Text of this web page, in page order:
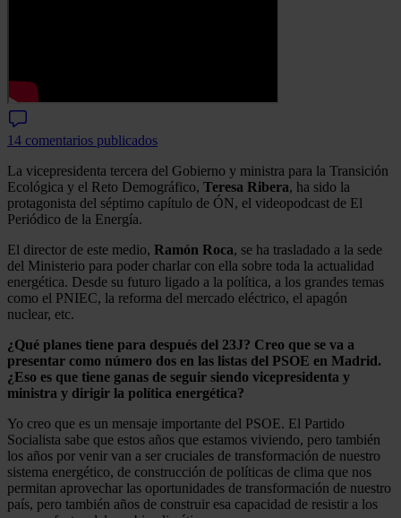
14 comentarios publicados
La vicepresidenta tercera del Gobierno y ministra para la Transición
Ecológica y el Reto Demográfico, Teresa Ribera, ha sido la
protagonista del séptimo capítulo de ÓN, el videopodcast de El
Periódico de la Energía.
El director de este medio, Ramón Roca, se ha trasladado a la sede
del Ministerio para poder charlar con ella sobre toda la actualidad
energética. Desde su futuro ligado a la política, a los grandes temas
como el PNIEC, la reforma del mercado eléctrico, el apagón
nuclear, etc.
¿Qué planes tiene para después del 23J? Creo que se va a
presentar como número dos en las listas del PSOE en Madrid.
¿Eso es que tiene ganas de seguir siendo vicepresidenta y
ministra y dirigir la política energética?
Yo creo que es un mensaje importante del PSOE. El Partido
Socialista sabe que estos años que estamos viviendo, pero también
los años por venir van a ser cruciales de transformación de nuestro
sistema energético, de construcción de políticas de clima que nos
permitan aprovechar las oportunidades de transformación de nuestro
país, pero también años de construir esa capacidad de resistir a los